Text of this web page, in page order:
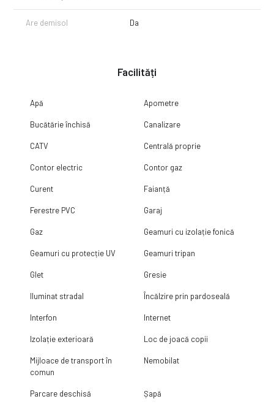
Are demisol Da
Facilități
Apă Apometre
Bucătărie închisă Canalizare
CATV Centrală proprie
Contor electric Contor gaz
Curent Faianță
Ferestre PVC Garaj
Gaz Geamuri cu izolație fonică
Geamuri cu protecție UV Geamuri tripan
Glet Gresie
Iluminat stradal Încălzire prin pardoseală
Interfon Internet
Izolație exterioară Loc de joacă copii
Mijloace de transport în
comun
Nemobilat
Parcare deschisă Șapă